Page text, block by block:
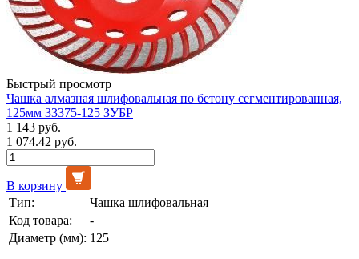
Быстрый просмотр
Чашка алмазная шлифовальная по бетону сегментированная,
125мм 33375-125 ЗУБР
1 143 руб.
1 074.42 руб.
В корзину
Тип:
Чашка шлифовальная
Код товара:
-
Диаметр (мм): 125